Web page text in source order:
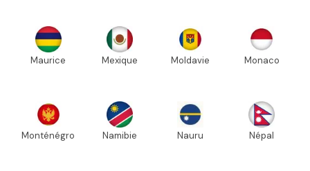
Maurice Mexique Moldavie Monaco
Monténégro Namibie Nauru Népal